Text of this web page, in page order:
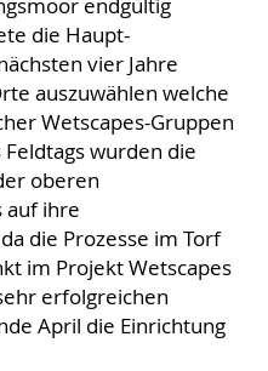
endgültig
die Haupt-
vier Jahre
auszuwählen welche
Wetscapes-Gruppen
wurden die
oberen
auf ihre
die Prozesse im Torf
im Projekt Wetscapes
erfolgreichen
April die Einrichtung